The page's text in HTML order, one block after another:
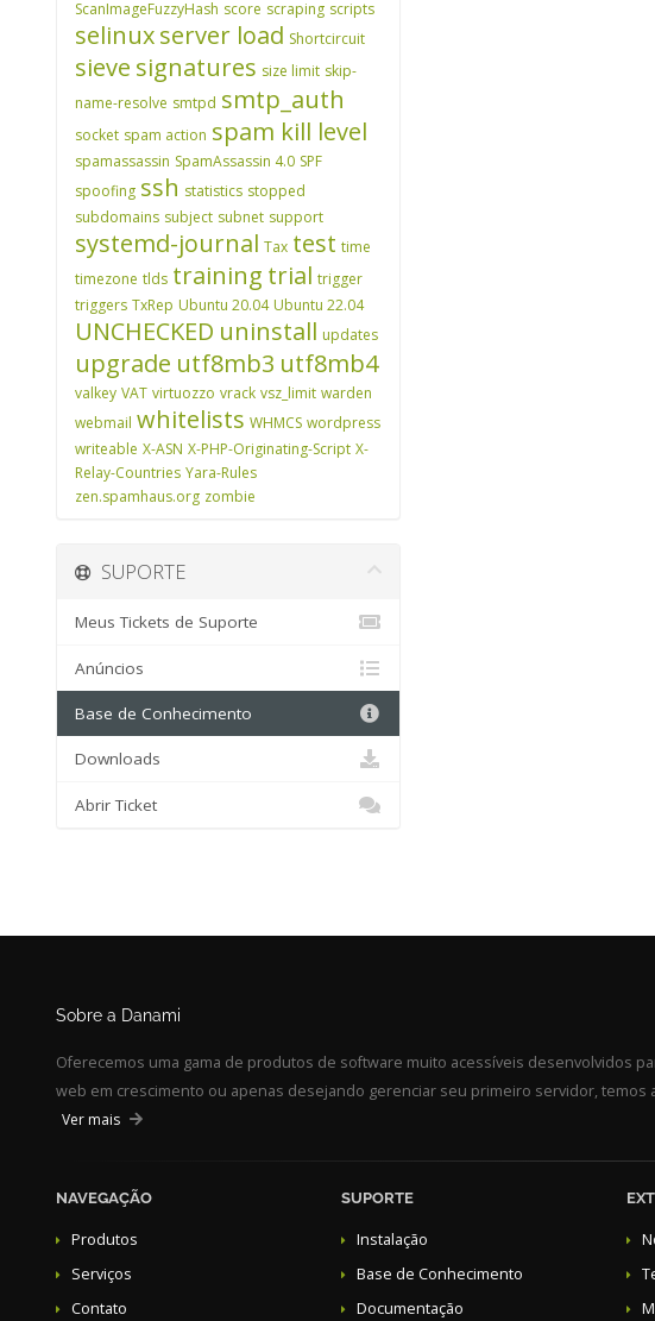
ScanImageFuzzyHash score scraping scripts
selinuxserver load Shortcircuit
sieve signatures size limit skip-
name-resolve smtpd smtp_auth
socket spam action spam kill level
spamassassin SpamAssassin 4.0 SPF
spoofing ssh statistics stopped
subdomains subject subnet support
systemd-journal Tax test time
timezone tlds training trial trigger
triggers TxRep Ubuntu 20.04 Ubuntu 22.04
UNCHECKED uninstall updates
upgrade utf8mb3 utf8mb4
valkey VAT virtuozzo vrack vsz_limit warden
webmail whitelists WHMCS wordpress
writeable X-ASN X-PHP-Originating-Script X-
Relay-Countries Yara-Rules
zen.spamhaus.org zombie
SUPORTE
Meus Tickets de Suporte
Anúncios
Base de Conhecimento
Downloads
Abrir Ticket
Sobre a Danami
Oferecemos uma gama de produtos de software muito acessíveis desenvolvidos
web em crescimento ou apenas desejando gerenciar seu primeiro servidor, temos
Ver mais
NAVEGAÇÃO
Produtos
Serviços
Contato
SUPORTE
Instalação
Base de Conhecimento
Documentação